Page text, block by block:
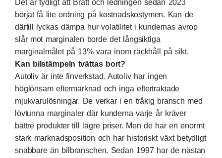
Det är tydligt att Bratt och ledningen sedan 2023
börjat få lite ordning på kostnadskostymen. Kan de
därtill lyckas dämpa hur volatilitet i kundernas avrop
slår mot marginalen borde det långsiktiga
marginalmålet på 13% vara inom räckhåll på sikt.
Kan bilstämpeln tvättas bort?
Autoliv är inte finverkstad. Autoliv har ingen
höglönsam eftermarknad och inga eftertraktade
mjukvarulösningar. De verkar i en tråkig bransch med
lövtunna marginaler där kunderna varje år kräver
bättre produkter till lägre priser. Men de har en enormt
stark marknadsposition och har historiskt växt betydligt
snabbare än bilbranschen. Sedan 1997 har de nästan